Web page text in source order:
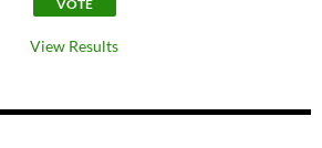
View Results